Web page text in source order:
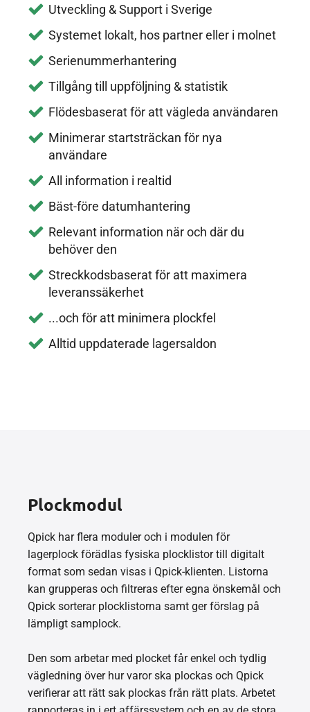
Utveckling & Support i Sverige
Systemet lokalt, hos partner eller i molnet
Serienummerhantering
Tillgång till uppföljning & statistik
Flödesbaserat för att vägleda användaren
Minimerar startsträckan för nya
användare
All information i realtid
Bäst-före datumhantering
Relevant information när och där du
behöver den
Streckkodsbaserat för att maximera
leveranssäkerhet
...och för att minimera plockfel
Alltid uppdaterade lagersaldon
Plockmodul
Qpick har flera moduler och i modulen för
lagerplock förädlas fysiska plocklistor till digitalt
format som sedan visas i Qpick-klienten. Listorna
kan grupperas och filtreras efter egna önskemål och
Qpick sorterar plocklistorna samt ger förslag på
lämpligt samplock.
Den som arbetar med plocket får enkel och tydlig
vägledning över hur varor ska plockas och Qpick
verifierar att rätt sak plockas från rätt plats. Arbetet